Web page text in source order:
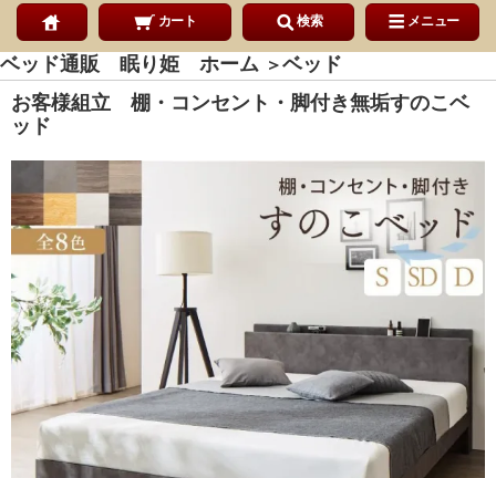
カート 検索 メニュー
ベッド通販 眠り姫 ホーム ＞ベッド
お客様組立 棚・コンセント・脚付き無垢すのこベ
ッド